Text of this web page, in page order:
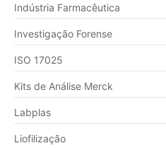
Indústria Farmacêutica
Investigação Forense
ISO 17025
Kits de Análise Merck
Labplas
Liofilização